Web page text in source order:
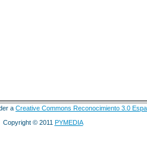
a Creative Commons Reconocimiento 3.0
Copyright © 2011 PYMEDIA